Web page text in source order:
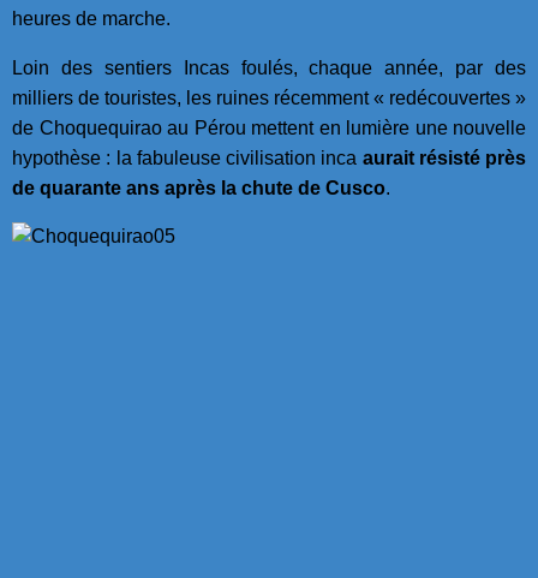
heures de marche.
Loin des sentiers Incas foulés, chaque année, par des
milliers de touristes, les ruines récemment « redécouvertes »
de Choquequirao au Pérou mettent en lumière une nouvelle
hypothèse : la fabuleuse civilisation inca aurait résisté près
de quarante ans après la chute de Cusco.